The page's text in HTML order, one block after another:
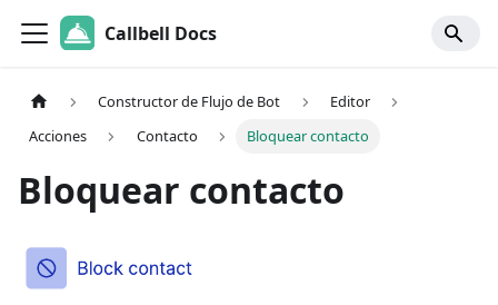
Callbell Docs
Constructor de Flujo de Bot
Editor
Acciones
Contacto Bloquear contacto
Bloquear contacto